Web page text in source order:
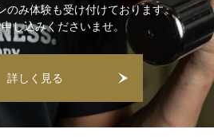
のみ体験も受け付けております。
し込みくださいませ。
詳しく見る